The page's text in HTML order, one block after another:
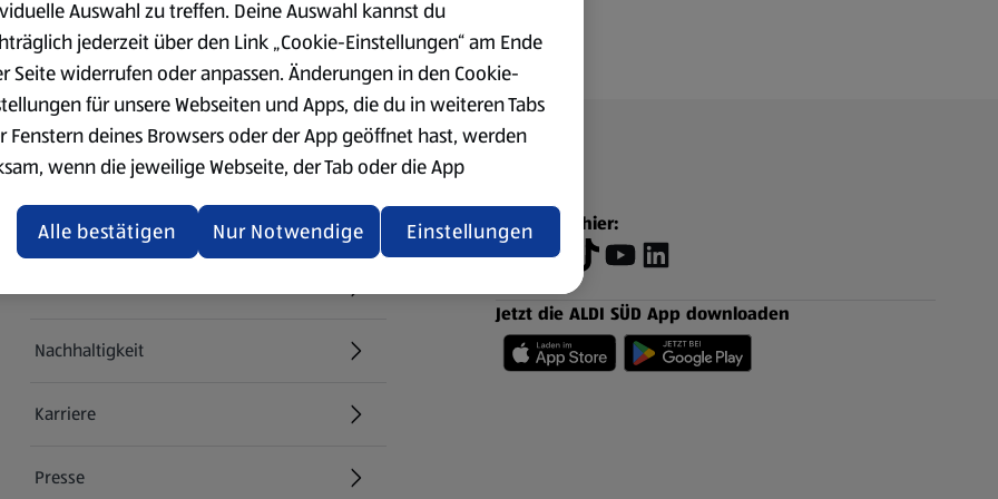
Über ALDI SÜD
Filialen
Nachhaltigkeit
Karriere
Presse
Folge uns hier:
Jetzt die ALDI SÜD App downloaden
Auswahl zu treffen. Deine Auswahl kannst du
jederzeit über den Link „Cookie-Einstellungen“ am Ende
Seite widerrufen oder anpassen. Änderungen in den Cookie-
für unsere Webseiten und Apps, die du in weiteren Tabs
Fenstern deines Browsers oder der App geöffnet hast, werden
wenn die jeweilige Webseite, der Tab oder die App
oder geschlossen und anschließend wieder geöffnet
der Webseitenbetreiber und Datenschutzerklärungen
Einstellungen
Nur Notwendige
Alle bestätigen